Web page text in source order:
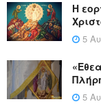
Η
5
5